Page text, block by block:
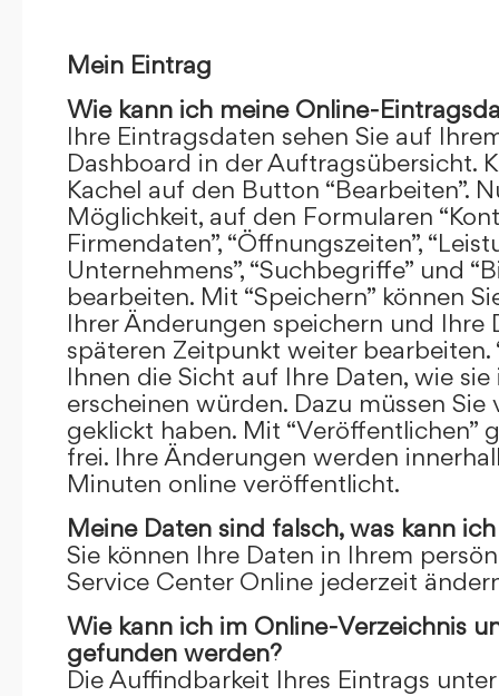
Mein Eintrag
Wie kann ich meine Online-
Ihre Eintragsdaten sehen Sie auf
Dashboard in der Auftragsübersicht.
Kachel auf den Button “Bearbeiten”.
Möglichkeit, auf den Formularen
Firmendaten”, “Öffnungszeiten”,
Unternehmens”, “Suchbegriffe” und
bearbeiten. Mit “Speichern” können
Ihrer Änderungen speichern und Ihre
späteren Zeitpunkt weiter bearbeiten.
Ihnen die Sicht auf Ihre Daten, wie
erscheinen würden. Dazu müssen Sie
geklickt haben. Mit “Veröffentlichen”
frei. Ihre Änderungen werden
Minuten online veröffentlicht.
Meine Daten sind falsch, was kann
Sie können Ihre Daten in Ihrem
Service Center Online jederzeit
Wie kann ich im Online-Verzeichnis
gefunden werden?
Die Auffindbarkeit Ihres Eintrags